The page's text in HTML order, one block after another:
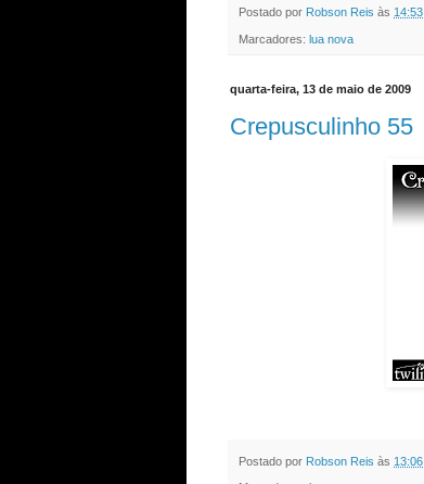
Postado por Robson Reis às 14:53
Marcadores: lua nova
quarta-feira, 13 de maio de 2009
Crepusculinho 55
Postado por Robson Reis às 13:06